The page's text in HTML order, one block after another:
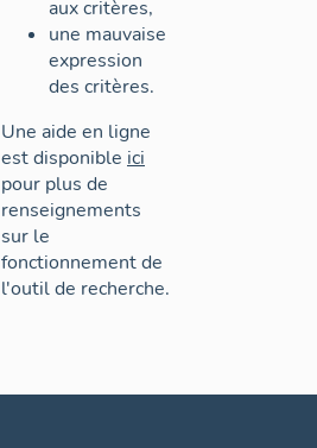
aux critères,
une mauvaise
expression
des critères.
Une aide en ligne
est disponible ici
pour plus de
renseignements
sur le
fonctionnement de
l'outil de recherche.